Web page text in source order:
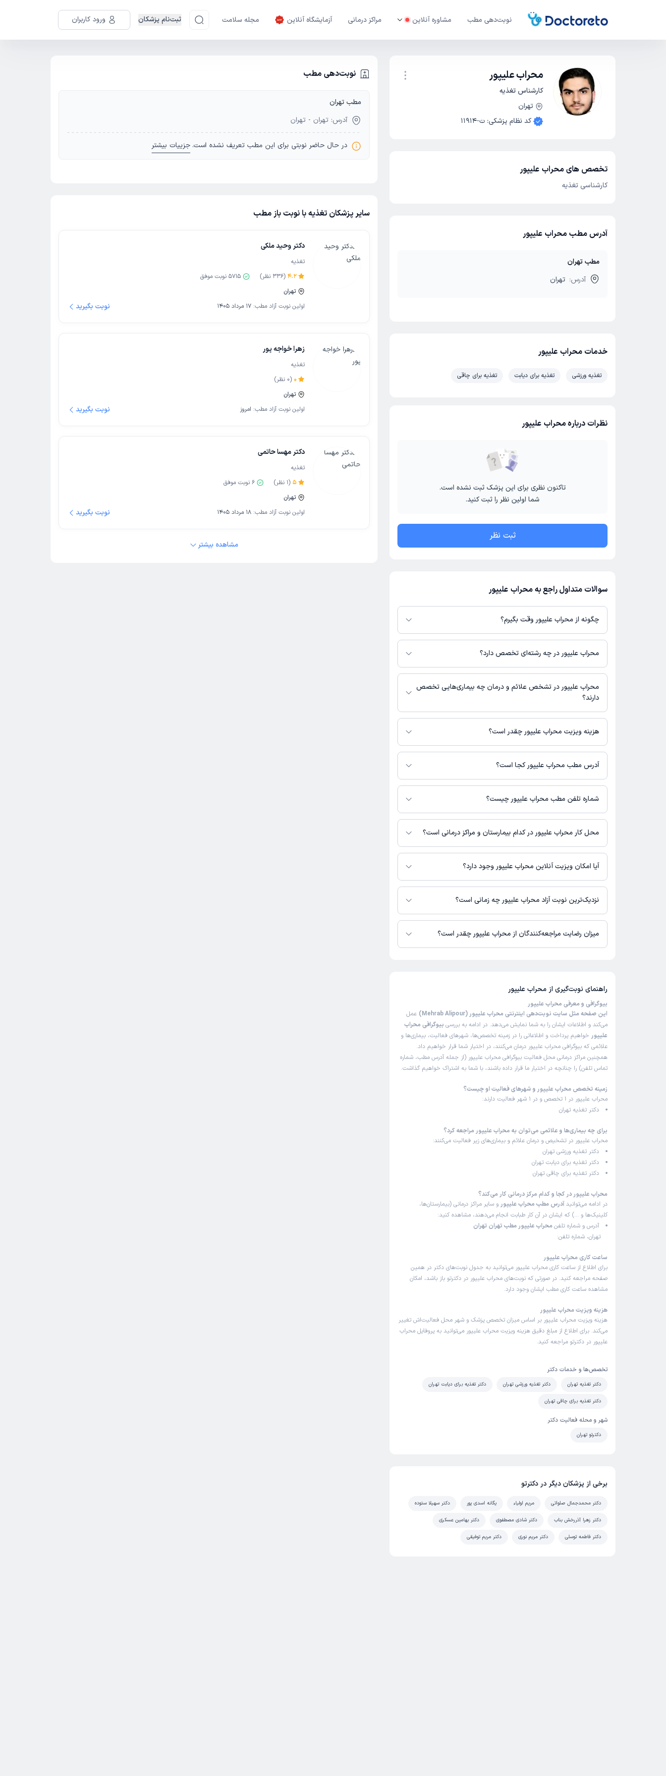
نوبت‌دهی مطب مشاوره آنلاین مراکز درمانی آزمایشگاه آنلاین مجله سلامت ثبت‌نام پزشکان ورود کاربران
محراب علیپور
کارشناس تغذیه
تهران
کد نظام پزشکی:ت-11914
نوبت‌دهی مطب
مطب تهران
آدرس: تهران - تهران
در حال حاضر نوبتی برای این مطب تعریف نشده است. جزییات بیشتر
سایر پزشکان تغذیه با نوبت باز مطب
دکتر وحید ملکی
تغذیه
4.2
(
336 نظر) 5715 نوبت موفق
تهران
اولین نوبت آزاد مطب: 17 مرداد 1405 نوبت بگیرید
زهرا خواجه پور
تغذیه
0
(
0 نظر)
تهران
اولین نوبت آزاد مطب: امروز نوبت بگیرید
دکتر مهسا حاتمی
تغذیه
5
(
1 نظر) 6 نوبت موفق
تهران
اولین نوبت آزاد مطب: 18 مرداد 1405 نوبت بگیرید
مشاهده بیشتر
تخصص های محراب علیپور
کارشناسی تغذیه
آدرس مطب محراب علیپور
مطب تهران
آدرس: تهران
خدمات محراب علیپور
تغذیه ورزشی تغذیه برای دیابت تغذیه برای چاقی
نظرات درباره محراب علیپور
تاکنون نظری برای این پزشک ثبت نشده است.
شما اولین نظر را ثبت کنید.
ثبت نظر
سوالات متداول راجع به محراب علیپور
چگونه از محراب علیپور وقت بگیرم؟
در صورتی کهمحراب علیپوردارای پروفایل فعال و نوبت‌دهی باز در پلتفرم دکترتو باشند،
می‌توانید از طریق این پلتفرم برای دریافت نوبت اقدام کنید. در صورت فعال بودن پروفایل
پزشک در دکترتو، امکان مشاهده نوبت‌های آزاد، آدرس مطب، شماره تماس، برنامه حضور
در مطب، تصاویر پزشک، ساعات کاری و سایر اطلاعات مرتبط با خدمات پزشکی و
نوبت‌گیری ممکن است در پروفایل ایشان در دکترتو در دسترس باشد
محراب علیپور در چه رشته‌ای تخصص دارد؟
محراب علیپور در رشته‌های زیر (پیراپزشکی) تخصص دارند:
تغذیه
محراب علیپور در تشخص علائم و درمان چه بیماری‌هایی تخصص
دارند؟
محراب علیپور در تشخیص علائم و درمان بیماری‌های مرتبط با تغذیه فعالیت می‌کنند.
هزینه ویزیت محراب علیپور چقدر است؟
برای اطلاع از هزینه ویزیت محراب علیپور، لازم است با مطب تماس بگیرید.
آدرس مطب محراب علیپور کجا است؟
محراب علیپور 1 مطب فعال دارند. آدرس مطب‌های محراب علیپور به شرح زیر است.
تهران
شماره تلفن مطب محراب علیپور چیست؟
مطب تهران : شماره تماس مطب محراب علیپور در حال حاضر در این صفحه ثبت
نشده است.
محل کار محراب علیپور در کدام بیمارستان و مراکز درمانی است؟
اطلاعاتی درباره محل فعالیت محراب علیپور در مراکز درمانی در دسترس نیست.
آیا امکان ویزیت آنلاین محراب علیپور وجود دارد؟
در حال حاضر اطلاعاتی درباره ارائه ویزیت آنلاین توسط محراب علیپور در دسترس نیست.
برای دریافت اطلاعات دقیق‌تر، لطفاً با مطب تماس بگیرید.
نزدیک‌ترین نوبت آزاد محراب علیپور چه زمانی است؟
زمان نوبت‌دهی و پذیرش بیماران با هماهنگی مطب مشخص می‌شود.
میزان رضایت مراجعه‌کنندگان از محراب علیپور چقدر است؟
راهنمای نوبت‌گیری از محراب علیپور
بیوگرافی و معرفی محراب علیپور
این صفحه مثل سایت نوبت‌دهی اینترنتی محراب علیپور (Mehrab Alipour)
عمل
می‌کند و اطلاعات ایشان را به شما نمایش می‌دهد. در ادامه به بررسی بیوگرافی محراب
علیپور خواهیم پرداخت و اطلاعاتی را در زمینه تخصص‌ها، شهرهای فعالیت، بیماری‌ها و
علائمی که بیوگرافی محراب علیپور درمان می‌کنند، در اختیار شما قرار خواهیم داد.
همچنین مراکز درمانی محل فعالیت بیوگرافی محراب علیپور (از جمله آدرس مطب، شماره
تماس تلفن) را چنانچه در اختیار ما قرار داده باشند، با شما به اشتراک خواهیم گذاشت.
زمینه تخصص محراب علیپور و شهرهای فعالیت او چیست؟
محراب علیپور در 1 تخصص و در 1 شهر فعالیت دارند:
دکتر تغذیه تهران
برای چه بیماری‌ها و علائمی می‌توان به محراب علیپور مراجعه کرد؟
محراب علیپور در تشخیص و درمان علائم و بیماری‌های زیر فعالیت می‌کنند:
دکتر تغذیه ورزشی تهران
دکتر تغذیه برای دیابت تهران
دکتر تغذیه برای چاقی تهران
محراب علیپور در کجا و کدام مرکز درمانی کار می‌کند؟
در ادامه می‌توانید آدرس مطب محراب علیپور و سایر مراکز درمانی (بیمارستان‌ها،
کلینیک‌ها و …) که ایشان در آن کار طبابت انجام می‌دهند، مشاهده کنید:
آدرس و شماره تلفن محراب علیپور مطب تهران تهران
تهران، شماره تلفن:
ساعت کاری محراب علیپور
برای اطلاع از ساعت کاری محراب علیپور می‌توانید به جدول نوبت‌های دکتر در همین
صفحه مراجعه کنید. در صورتی که نوبت‌های محراب علیپور در دکترتو باز باشد، امکان
مشاهده ساعت کاری مطب ایشان وجود دارد.
هزینه ویزیت محراب علیپور
هزینه ویزیت محراب علیپور بر اساس میزان تخصص پزشک و شهر محل فعالیت‌اش تغییر
می‌کند. برای اطلاع از مبلغ دقیق هزینه ویزیت محراب علیپور می‌توانید به پروفایل محراب
علیپور در دکترتو مراجعه کنید.
تخصص‌ها و خدمات دکتر
دکتر تغذیه تهران دکتر تغذیه ورزشی تهران دکتر تغذیه برای دیابت تهران
دکتر تغذیه برای چاقی تهران
شهر و محله فعالیت دکتر
دکترتو تهران
برخی از پزشکان دیگر در دکترتو
دکتر محمدجمال صلواتی مریم اولیاء یگانه اسدی پور دکتر سهیلا ستوده
دکتر زهرا آذررخش بناب دکتر شادی مصطفوی دکتر بهامین عسکری
دکتر فاطمه توسلی دکتر مریم نوری دکتر مریم توفیقی